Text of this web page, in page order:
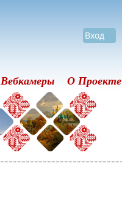
Вход
Вебкамеры О Проекте